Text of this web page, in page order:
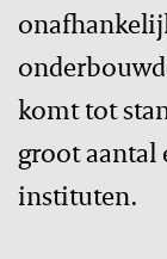
komt tot
groot aantal
instituten.